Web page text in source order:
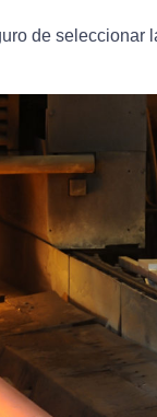
de seleccionar